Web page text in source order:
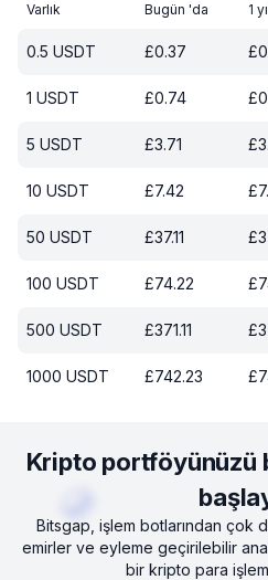
Varlık Bugün 'da 1
0.5 USDT £0.37 £
1 USDT £0.74 £
5 USDT £3.71 £
10 USDT £7.42 £
50 USDT £37.11 £
100 USDT £74.22 £
500 USDT £371.11 £
1000 USDT £742.23 £
Kripto portföyünüzü
Bitsgap, işlem botlarından çok
emirler ve eyleme geçirilebilir
bir kripto para